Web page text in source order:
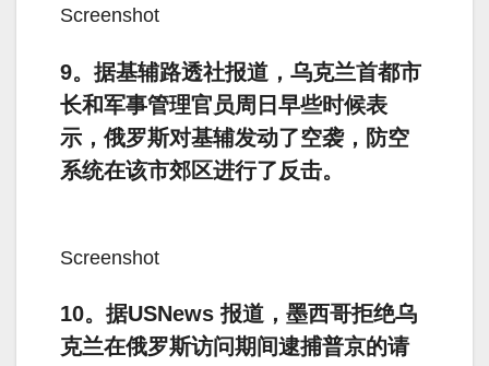
Screenshot
9。据基辅路透社报道，乌克兰首都市
长和军事管理官员周日早些时候表
示，俄罗斯对基辅发动了空袭，防空
系统在该市郊区进行了反击。
Screenshot
10。据USNews 报道，墨西哥拒绝乌
克兰在俄罗斯访问期间逮捕普京的请